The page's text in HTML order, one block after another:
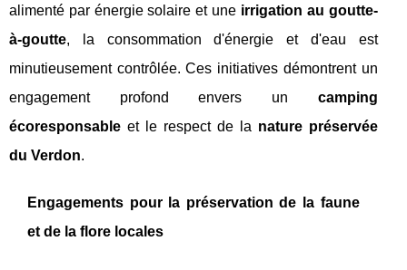
alimenté par énergie solaire et une irrigation au goutte-
à-goutte, la consommation d'énergie et d'eau est
minutieusement contrôlée. Ces initiatives démontrent un
engagement profond envers un camping
écoresponsable et le respect de la nature préservée
du Verdon.
Engagements pour la préservation de la faune
et de la flore locales